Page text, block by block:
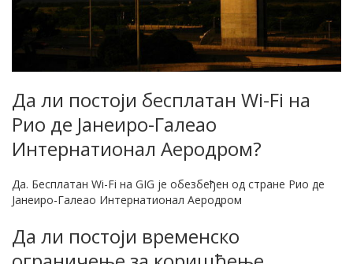
Да ли постоји бесплатан Wi-Fi на
Рио де Јанеиро-Галеао
Интернатионал Аеродром?
Да. Бесплатан Wi-Fi на GIG је обезбеђен од стране Рио де
Јанеиро-Галеао Интернатионал Аеродром
Да ли постоји временско